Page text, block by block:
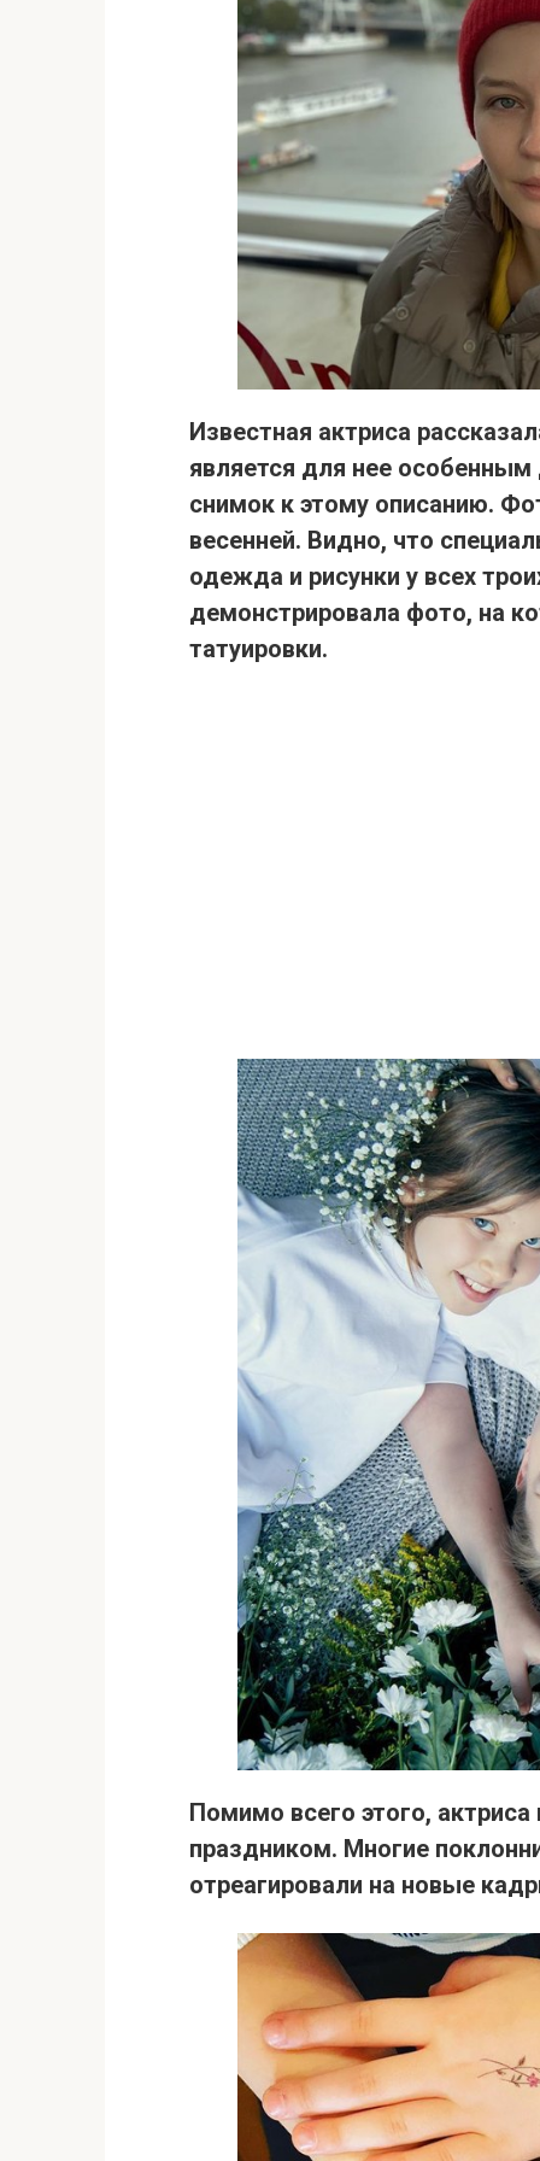
Известная актриса
является для нее
снимок к этому описанию.
весенней. Видно, что
одежда и рисунки у всех
демонстрировала фото, на
татуировки.
Помимо всего этого,
праздником. Многие
отреагировали на новые